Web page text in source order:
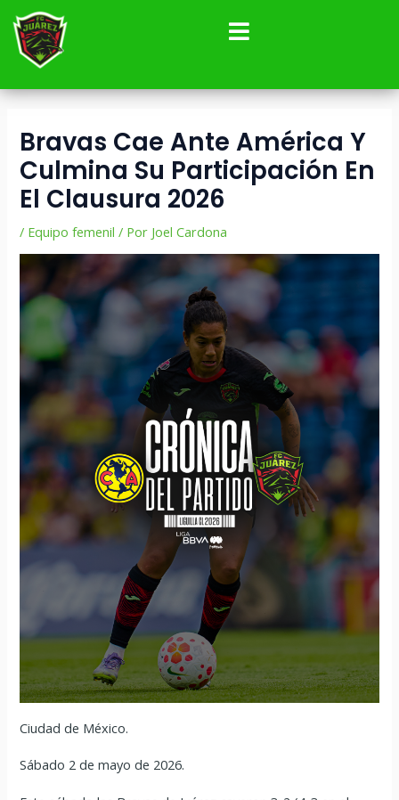
contenido
Bravas Cae Ante América Y
Culmina Su Participación En
El Clausura 2026
/ Equipo femenil / Por Joel Cardona
Ciudad de México.
Sábado 2 de mayo de 2026.
Navegación
de
entradas